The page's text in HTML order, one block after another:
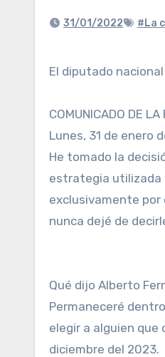
31/01/2022 #La
El diputado
COMUNICADO DE LA
Lunes, 31 de enero
He tomado la
estrategia utilizada
exclusivamente por
nunca dejé de
Qué dijo Alberto
Permaneceré
elegir a alguien que
diciembre del 2023.